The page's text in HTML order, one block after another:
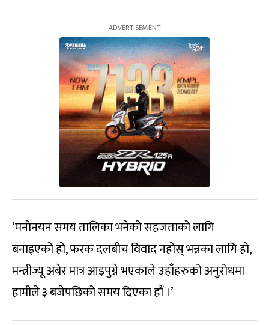
‘मनोनयन समय तालिका भनेको सहजताको लागि
बनाइएको हो, फरक दलबीच विवाद नहोस् भन्नका लागि हो,
मन्त्रीज्यू अबेर मात्र आइपुग्ने भएकाले उहाँहरुको अनुरोधमा
हामीले ३ बजेपछिको समय दिएका हौं ।’